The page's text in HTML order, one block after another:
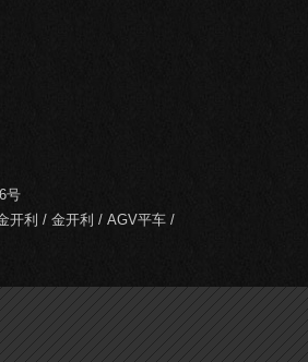
号
开利 / 金开利 / AGV平车 /